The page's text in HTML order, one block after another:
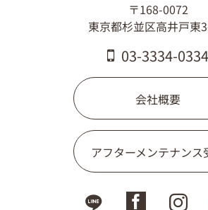
〒168-0072
東京都杉並区高井戸東
03-3334-0334
会社概要
アフターメンテナンス